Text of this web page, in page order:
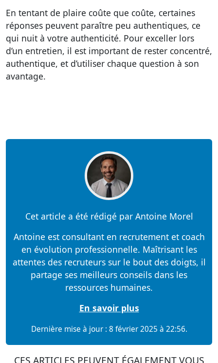
En tentant de plaire coûte que coûte, certaines
réponses peuvent paraître peu authentiques, ce
qui nuit à votre authenticité. Pour exceller lors
d’un entretien, il est important de rester concentré,
authentique, et d’utiliser chaque question à son
avantage.
Cet article a été rédigé par Antoine Morel
Antoine est consultant en recrutement et coach
en évolution professionnelle. Maîtrisant les
attentes des recruteurs sur le bout des doigts, il
partage ses meilleurs conseils dans les
ressources humaines.
En savoir plus
Dernière mise à jour : 8 février 2025 à 22:56.
CES ARTICLES PEUVENT ÉGALEMENT VOUS